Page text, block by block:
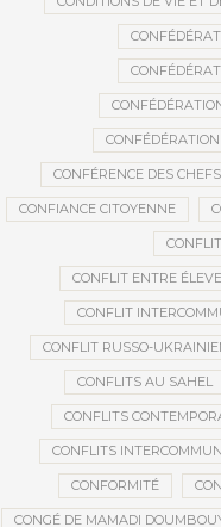
CONFÉRENCE DES
CONFIANCE CITOYENNE
CONFLIT
CONFLIT ENTRE
CONFLIT
CONFLIT RUSSO-
CONFLITS AU SAHEL
CONFLITS
CONFLITS
CONFORMITÉ
CONGÉ DE MAMADI